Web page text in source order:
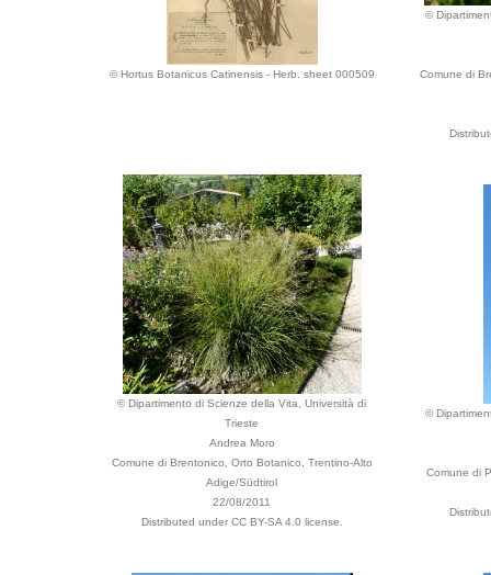
© Hortus Botanicus Catinensis - Herb. sheet 000509
©
Comune di
© Dipartimento di Scienze della Vita, Università di
Trieste
Andrea Moro
Comune di Brentonico, Orto Botanico, Trentino-Alto
Adige/Südtirol
22/08/2011
Distributed under CC BY-SA 4.0 license.
©
Comune di